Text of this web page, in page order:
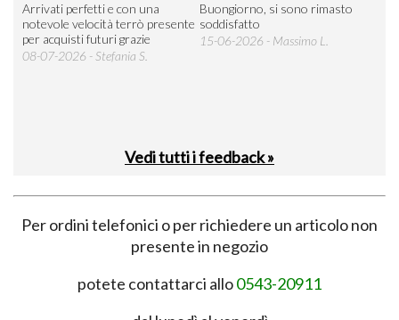
Arrivati perfetti e con una
notevole velocità terrò presente
per acquisti futuri grazie
08-07-2026 - Stefania S.
Buongiorno, si sono rimasto
soddisfatto
15-06-2026 - Massimo L.
Vedi tutti i feedback »
Per ordini telefonici o per richiedere un articolo non
presente in negozio
potete contattarci allo0543-20911